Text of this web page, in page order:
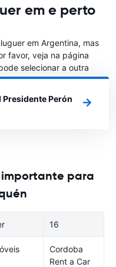
em e perto
em Argentina, mas
favor, veja na página
selecionar a outra
alugar um carro
Perón
para
16
Cordoba
Rent a Car